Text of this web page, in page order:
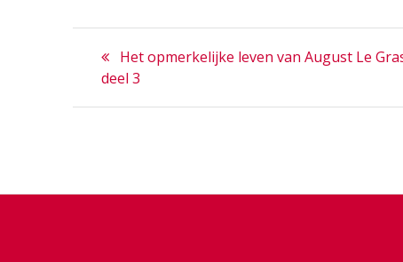
Bericht
navigatie
Previous
post:
Het opmerkelijke leven van August Le
deel 3